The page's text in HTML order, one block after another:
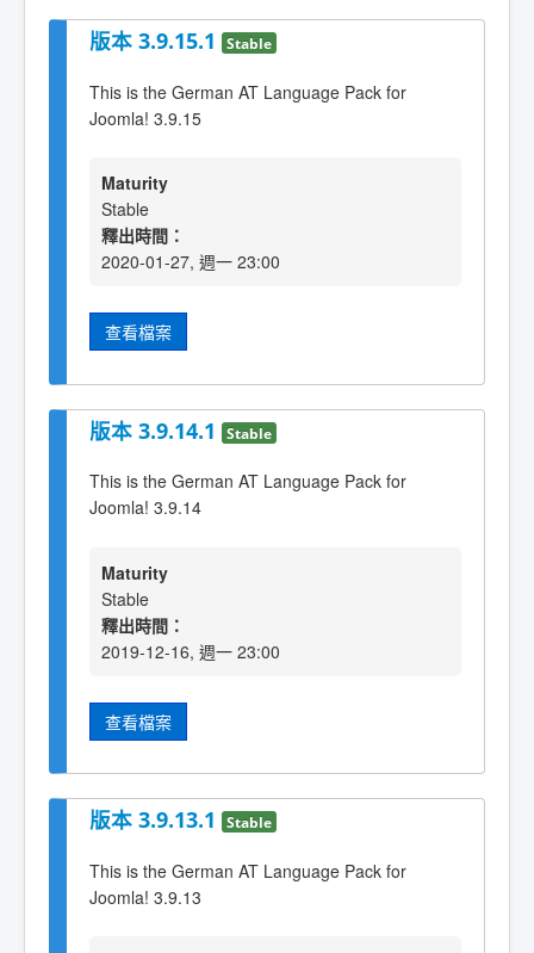
版本 3.9.15.1 Stable
This is the German AT Language Pack for
Joomla! 3.9.15
Maturity
Stable
釋出時間：
2020-01-27, 週一 23:00
查看檔案
版本 3.9.14.1 Stable
This is the German AT Language Pack for
Joomla! 3.9.14
Maturity
Stable
釋出時間：
2019-12-16, 週一 23:00
查看檔案
版本 3.9.13.1 Stable
This is the German AT Language Pack for
Joomla! 3.9.13